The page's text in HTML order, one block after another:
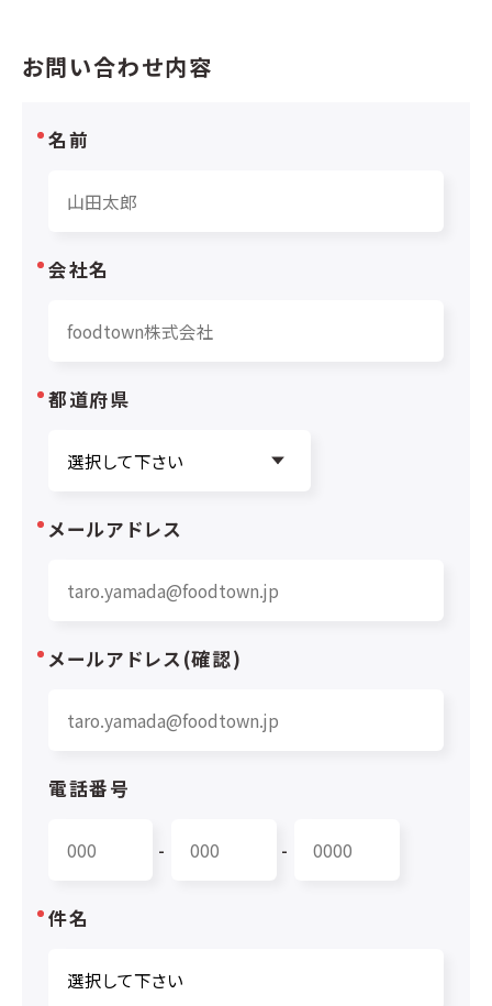
お問い合わせ内容
名前
会社名
都道府県
メールアドレス
メールアドレス(確認)
電話番号
- -
件名